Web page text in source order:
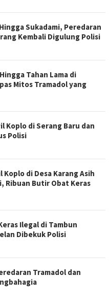
Sukadami, Peredaran
Kembali Digulung Polisi
Tahan Lama di
Mitos Tramadol yang
Koplo di Serang Baru dan
Polisi
Koplo di Desa Karang Asih
Ribuan Butir Obat Keras
Ilegal di Tambun
Dibekuk Polisi
Tramadol dan